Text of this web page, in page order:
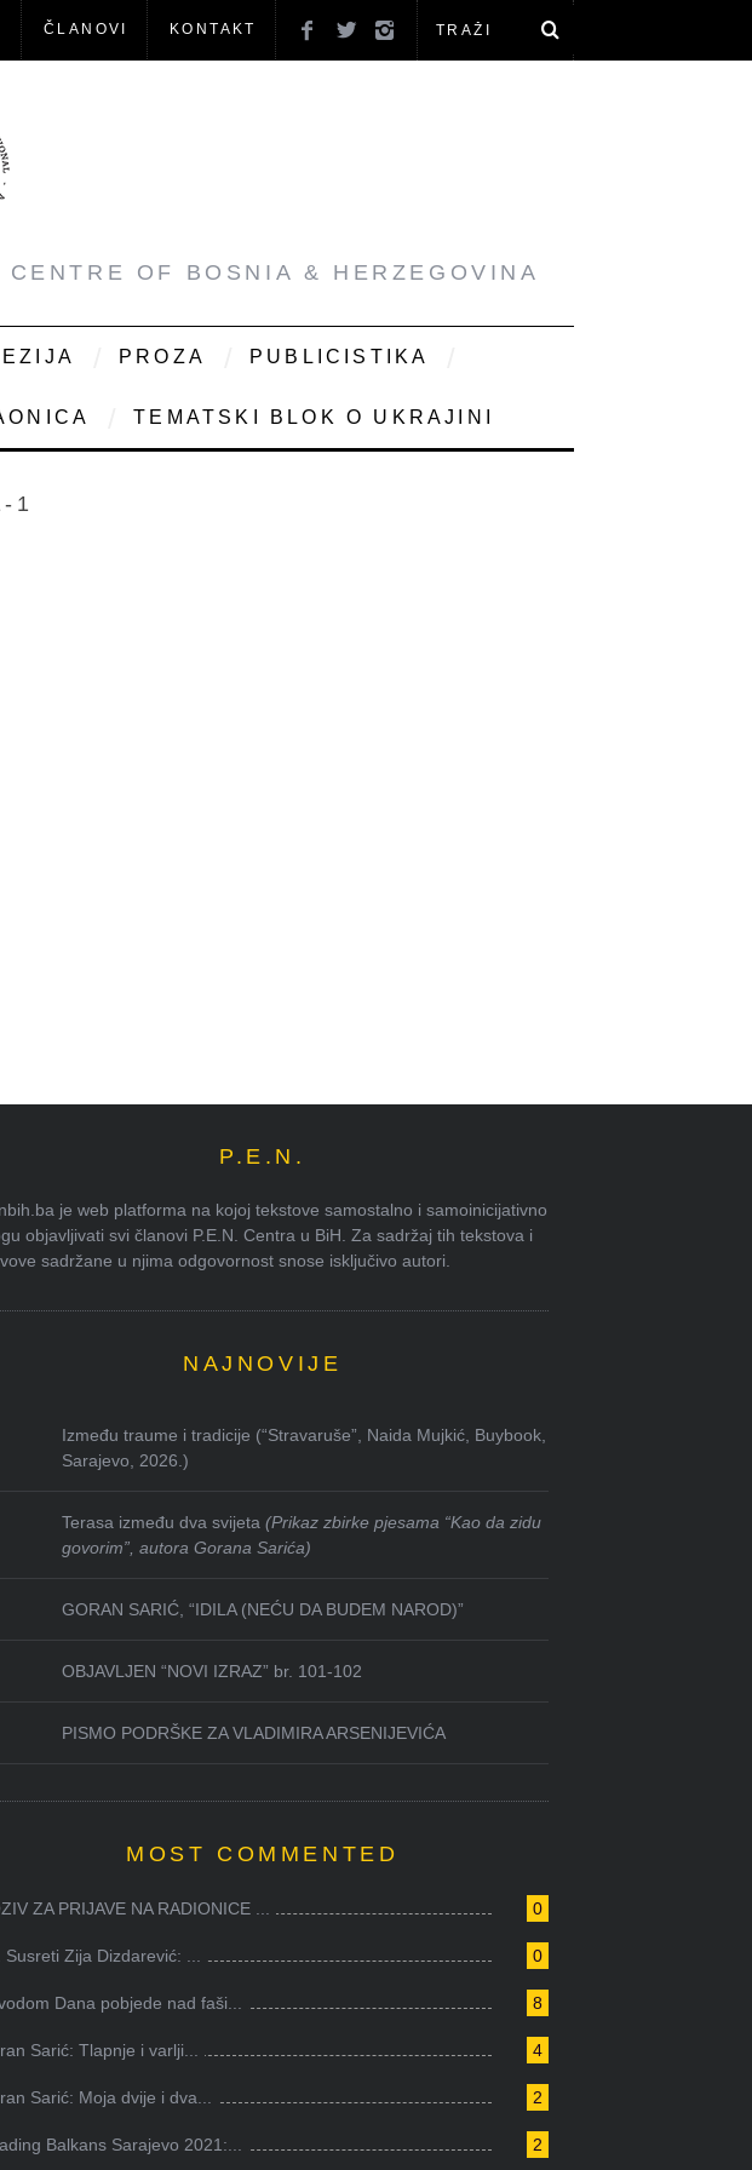
ČLANOVI KONTAKT
OF BOSNIA & HERZEGOVINA
PROZA PUBLICISTIKA
TEMATSKI BLOK O UKRAJINI
1
P.E.N.
je web platforma na kojoj tekstove samostalno i samoinicijativno
objavljivati svi članovi P.E.N. Centra u BiH. Za sadržaj tih tekstova i
sadržane u njima odgovornost snose isključivo autori.
NAJNOVIJE
Između traume i tradicije (“Stravaruše”, Naida Mujkić, Buybook,
Sarajevo, 2026.)
Terasa između dva svijeta(Prikaz zbirke pjesama “Kao da zidu
govorim”, autora Gorana Sarića)
GORAN SARIĆ, “IDILA (NEĆU DA BUDEM NAROD)”
OBJAVLJEN “NOVI IZRAZ” br. 101-102
PISMO PODRŠKE ZA VLADIMIRA ARSENIJEVIĆA
MOST COMMENTED
0
ZA PRIJAVE NA RADIONICE ...
0
Susreti Zija Dizdarević: ...
8
Dana pobjede nad faši...
4
Sarić: Tlapnje i varlji...
2
Sarić: Moja dvije i dva...
2
Balkans Sarajevo 2021:...